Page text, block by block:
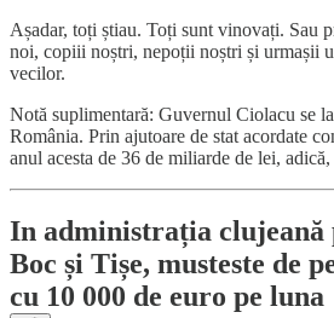
Așadar, toți știau. Toți sunt vinovați. Sau
noi, copiii noștri, nepoții noștri și urmașii
vecilor.
Notă suplimentară: Guvernul Ciolacu se
România. Prin ajutoare de stat acordate
anul acesta de 36 de miliarde de lei,
In administrația clujeană
Boc și Tișe, musteste de
cu 10 000 de euro pe luna